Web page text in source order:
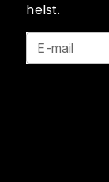
helst.
E-mail